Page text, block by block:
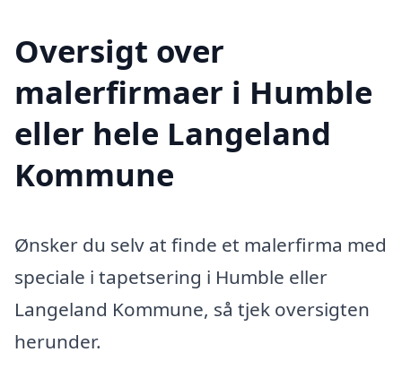
Oversigt over
malerfirmaer i Humble
eller hele Langeland
Kommune
Ønsker du selv at finde et malerfirma med
speciale i tapetsering i Humble eller
Langeland Kommune, så tjek oversigten
herunder.